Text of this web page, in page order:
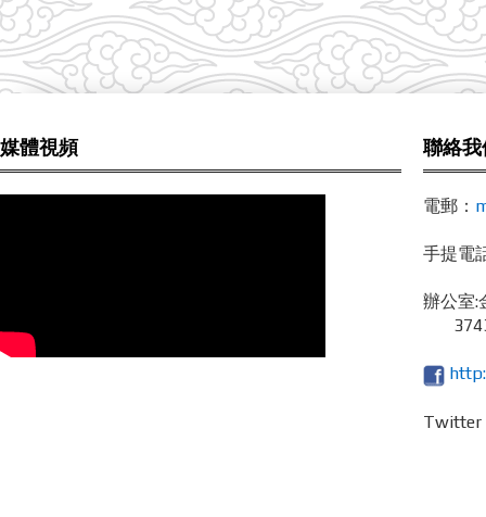
媒體視頻 聯絡我
電郵：
手提電
辦公室: